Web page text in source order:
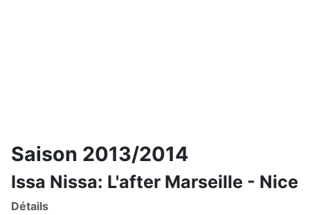
Saison 2013/2014
Issa Nissa: L'after Marseille - Nice
Détails